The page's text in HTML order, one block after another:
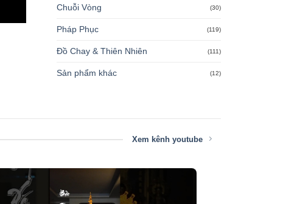
Chuỗi Vòng (30)
Pháp Phục (119)
Đồ Chay & Thiên Nhiên (111)
Sản phẩm khác (12)
Xem kênh youtube